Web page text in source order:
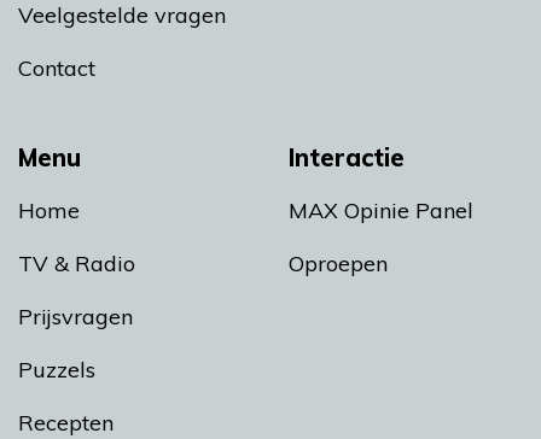
Menu
Home
TV & Radio
Prijsvragen
Puzzels
Recepten
Interactie
MAX Opinie Panel
Oproepen
Veelgestelde vragen
Contact